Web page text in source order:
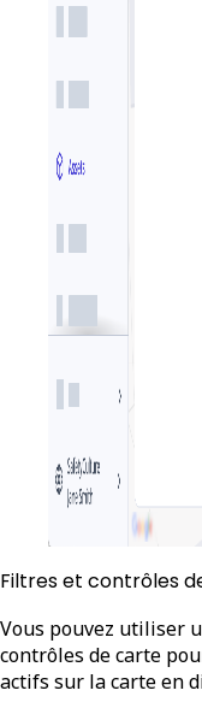
Filtres et contrôles
Vous pouvez utiliser
contrôles de carte
actifs sur la carte en